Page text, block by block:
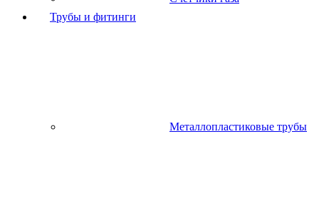
Трубы и фитинги
Металлопластиковые трубы